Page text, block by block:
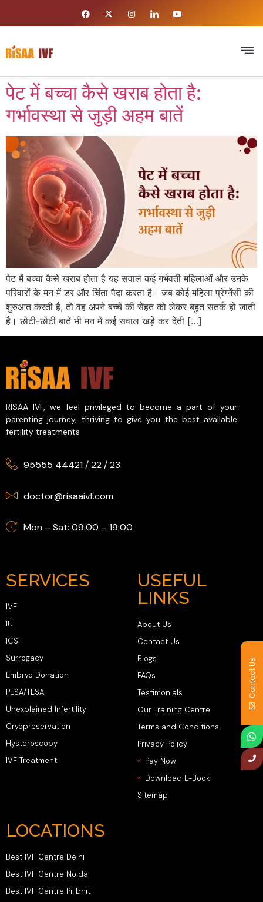
पेट में बच्चा कैसे खराब होता है:
गर्भावस्था से जुड़ी अहम बातें
पेट में बच्चा कैसे खराब होता है यह सवाल कई गर्भवती महिलाओं और उनके
परिवारों के मन में डर और चिंता पैदा करता है। जब कोई महिला प्रेग्नेंसी की
शुरुआत करती है, तो वह अपने बच्चे की सेहत को लेकर बहुत सतर्क हो जाती
है। छोटी-छोटी बातें भी मन में कई सवाल खड़े कर देती […]
RISAA IVF, we feel privileged to become a part of your
parenting journey, thriving to give you the best available
fertility treatments
95555 44421/22/23
doctor@risaaivf.com
Mon – Sat: 09:00 – 19:00
SERVICES
IVF
IUI
ICSI
Surrogacy
Embryo Donation
PESA/TESA
Unexplained Infertility
Cryopreservation
Hysteroscopy
IVF Treatment
USEFUL
LINKS
About Us
Contact Us
Blogs
FAQs
Testimonials
Our Training Centre
Terms and Conditions
Privacy Policy
Pay Now
Download E-Book
Sitemap
LOCATIONS
Best IVF Centre Delhi
Best IVF Centre Noida
Best IVF Centre Pilibhit
Contact Us